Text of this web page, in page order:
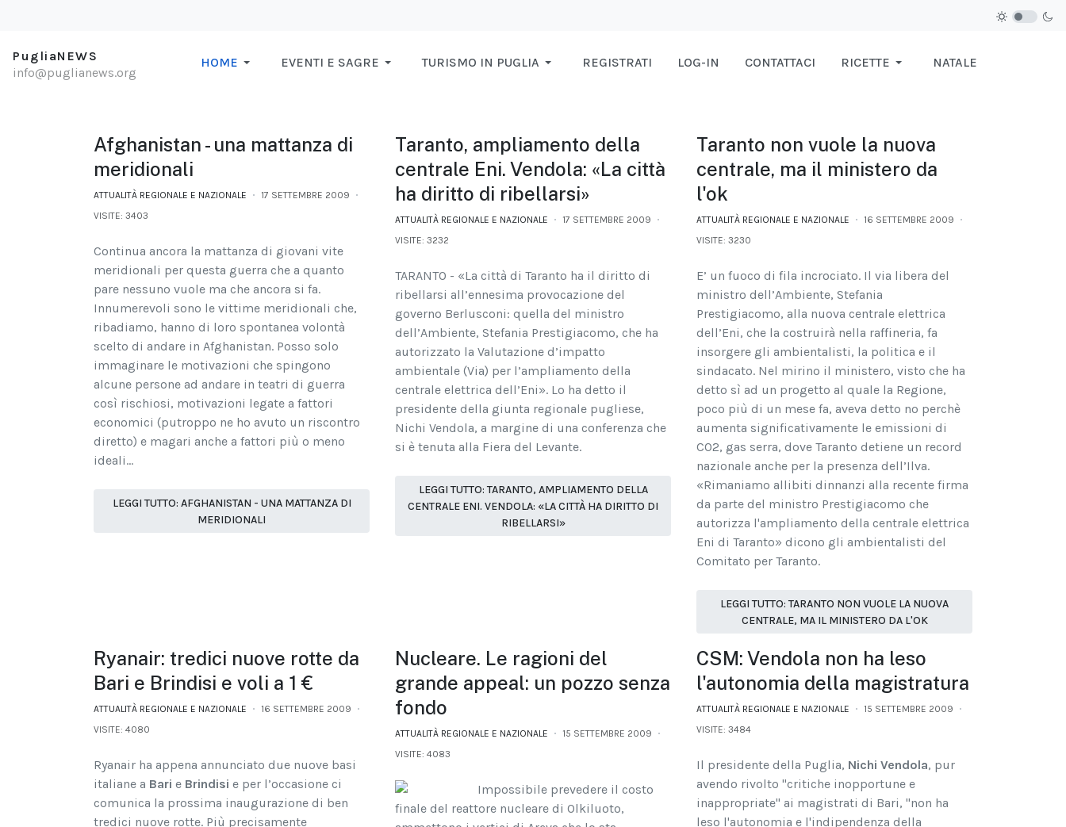
PugliaNEWS
info@puglianews.org
HOME EVENTI E SAGRE TURISMO IN PUGLIA REGISTRATI LOG-IN CONTATTACI RICETTE NATALE
Afghanistan - una mattanza di
meridionali
ATTUALITÀ REGIONALE E NAZIONALE
17 SETTEMBRE 2009
VISITE: 3403
Continua ancora la mattanza di giovani vite
meridionali per questa guerra che a quanto
pare nessuno vuole ma che ancora si fa.
Innumerevoli sono le vittime meridionali che,
ribadiamo, hanno di loro spontanea volontà
scelto di andare in Afghanistan. Posso solo
immaginare le motivazioni che spingono
alcune persone ad andare in teatri di guerra
così rischiosi, motivazioni legate a fattori
economici (putroppo ne ho avuto un riscontro
diretto) e magari anche a fattori più o meno
ideali...
LEGGI TUTTO: AFGHANISTAN - UNA MATTANZA DI
MERIDIONALI
Taranto, ampliamento della
centrale Eni. Vendola: «La città
ha diritto di ribellarsi»
ATTUALITÀ REGIONALE E NAZIONALE
17 SETTEMBRE 2009
VISITE: 3232
TARANTO - «La città di Taranto ha il diritto di
ribellarsi all’ennesima provocazione del
governo Berlusconi: quella del ministro
dell’Ambiente, Stefania Prestigiacomo, che ha
autorizzato la Valutazione d’impatto
ambientale (Via) per l’ampliamento della
centrale elettrica dell’Eni». Lo ha detto il
presidente della giunta regionale pugliese,
Nichi Vendola, a margine di una conferenza che
si è tenuta alla Fiera del Levante.
LEGGI TUTTO: TARANTO, AMPLIAMENTO DELLA
CENTRALE ENI. VENDOLA: «LA CITTÀ HA DIRITTO DI
RIBELLARSI»
Taranto non vuole la nuova
centrale, ma il ministero da
l'ok
ATTUALITÀ REGIONALE E NAZIONALE
16 SETTEMBRE 2009
VISITE: 3230
E’ un fuoco di fila incrociato. Il via libera del
ministro dell’Ambiente, Stefania
Prestigiacomo, alla nuova centrale elettrica
dell’Eni, che la costruirà nella raffineria, fa
insorgere gli ambientalisti, la politica e il
sindacato. Nel mirino il ministero, visto che ha
detto sì ad un progetto al quale la Regione,
poco più di un mese fa, aveva detto no perchè
aumenta significativamente le emissioni di
CO2, gas serra, dove Taranto detiene un record
nazionale anche per la presenza dell’Ilva.
«Rimaniamo allibiti dinnanzi alla recente firma
da parte del ministro Prestigiacomo che
autorizza l'ampliamento della centrale elettrica
Eni di Taranto» dicono gli ambientalisti del
Comitato per Taranto.
LEGGI TUTTO: TARANTO NON VUOLE LA NUOVA
CENTRALE, MA IL MINISTERO DA L'OK
Ryanair: tredici nuove rotte da
Bari e Brindisi e voli a 1 €
ATTUALITÀ REGIONALE E NAZIONALE
16 SETTEMBRE 2009
VISITE: 4080
Ryanair ha appena annunciato due nuove basi
italiane a Bari e Brindisi e per l’occasione ci
comunica la prossima inaugurazione di ben
tredici nuove rotte. Più precisamente
Nucleare. Le ragioni del
grande appeal: un pozzo senza
fondo
ATTUALITÀ REGIONALE E NAZIONALE
15 SETTEMBRE 2009
VISITE: 4083
Impossibile prevedere il costo
finale del reattore nucleare di Olkiluoto,
CSM: Vendola non ha leso
l'autonomia della magistratura
ATTUALITÀ REGIONALE E NAZIONALE
15 SETTEMBRE 2009
VISITE: 3484
Il presidente della Puglia, Nichi Vendola, pur
avendo rivolto "critiche inopportune e
inappropriate" ai magistrati di Bari, "non ha
leso l'autonomia e l'indipendenza della